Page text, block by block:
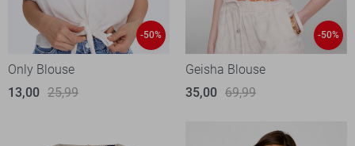
-50%
Only Blouse
13,00 25,99
-50%
Geisha Blouse
35,00 69,99